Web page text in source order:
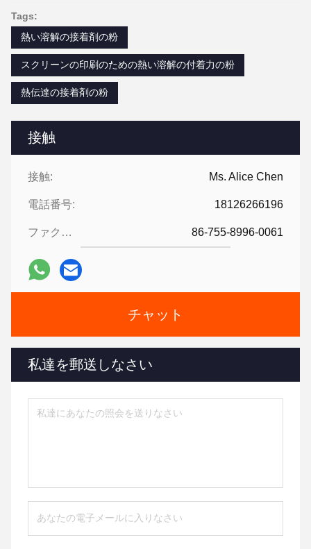
接触
接触: Ms. Alice Chen
電話番号: 18126266196
ファクシミリ: 86-755-8996-0061
チャット
私達を郵送しなさい
Tags:
熱い溶解の接着剤の粉
スクリーンの印刷のための熱い溶解の付着力の粉
熱伝達の接着剤の粉